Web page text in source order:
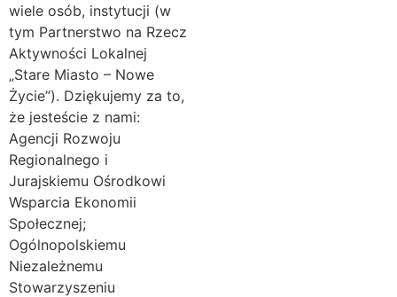
wiele osób, instytucji (w
tym Partnerstwo na Rzecz
Aktywności Lokalnej
„Stare Miasto – Nowe
Życie”). Dziękujemy za to,
że jesteście z nami:
Agencji Rozwoju
Regionalnego i
Jurajskiemu Ośrodkowi
Wsparcia Ekonomii
Społecznej;
Ogólnopolskiemu
Niezależnemu
Stowarzyszeniu